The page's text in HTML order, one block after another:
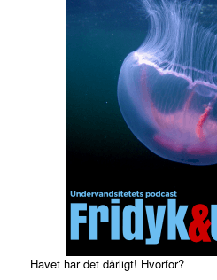
Havet har det dårligt! Hvorfor?